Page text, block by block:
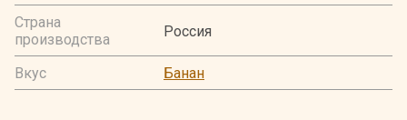
Страна
производства
Россия
Вкус Банан